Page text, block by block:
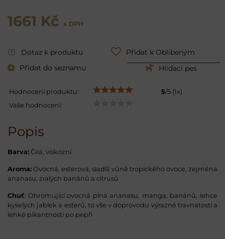
1661 Kč s DPH
Dotaz k produktu
Přidat k Oblíbeným
Přidat do seznamu
Hlídací pes
Hodnocení produktu: 5/5 (1 x)
Vaše hodnocení:
Popis
Barva: Čirá, viskózní
Aroma: Ovocná, esterová, sladší vůně tropického ovoce, zejména
ananasu, zralých banánů a citrusů
Chuť: Ohromující ovocná plná ananasu, manga, banánů, lehce
kyselých jablek a esterů, to vše v doprovodu výrazné travnatosti a
lehké pikantnosti po pepři